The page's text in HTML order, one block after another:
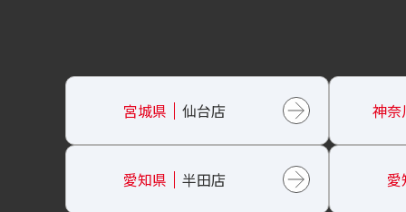
宮城県 仙台店 神奈
愛知県 半田店 愛